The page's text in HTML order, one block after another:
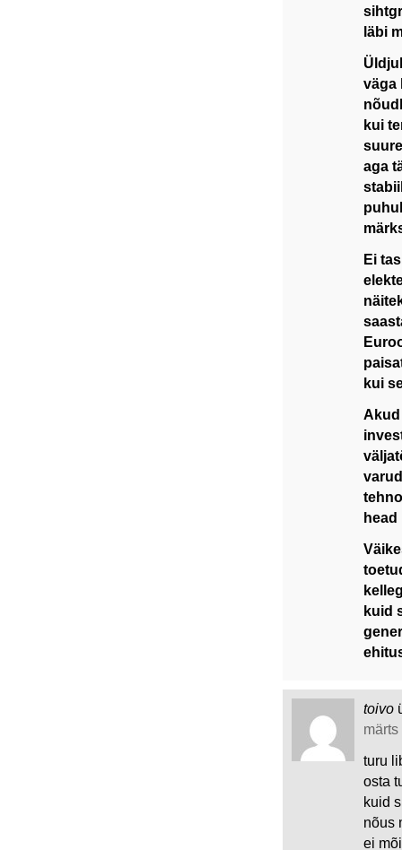
läbi
väga
kui
aga
Ei
kui
head
kuid
toivo
turu
osta
kuid
nõus
ei